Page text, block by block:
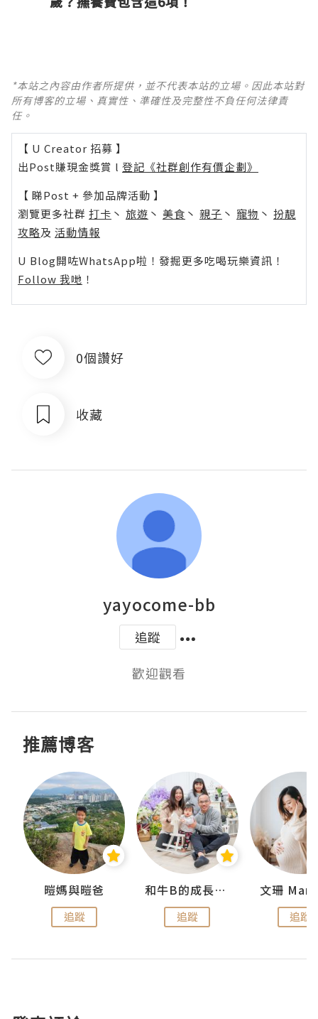
*本站之內容由作者所提供，並不代表本站的立場。因此本站對
所有博客的立場、真實性、準確性及完整性不負任何法律責
任。
【 U Creator 招募 】
出Post賺現金獎賞 l 登記《社群創作有價企劃》
【 睇Post + 參加品牌活動 】
瀏覽更多社群 打卡 丶 旅遊 丶 美食 丶 親子 丶 寵物 丶 扮靚
攻略及 活動情報
U Blog開咗WhatsApp啦！發掘更多吃喝玩樂資訊！
Follow 我哋 ！
0個讚好
收藏
yayocome-bb
追蹤
推薦博客
暟媽與暟爸
追蹤
和牛B的成長日記
追蹤
文珊
追蹤